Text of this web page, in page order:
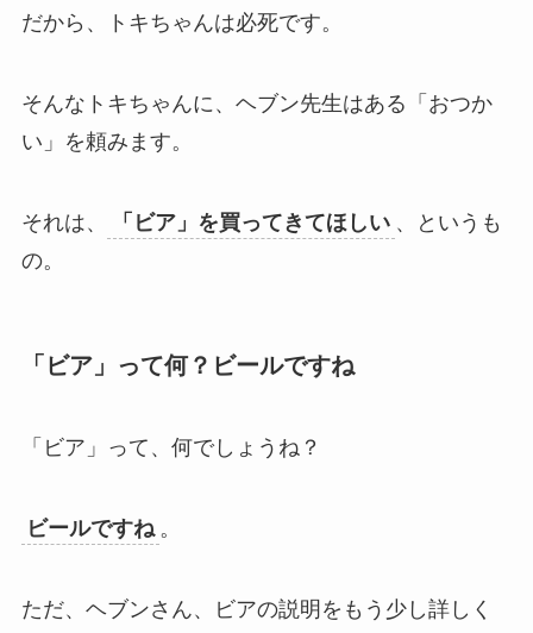
だから、トキちゃんは必死です。
そんなトキちゃんに、ヘブン先生はある「おつか
い」を頼みます。
それは、 「ビア」を買ってきてほしい 、というも
の。
「ビア」って何？ビールですね
「ビア」って、何でしょうね？
ビールですね 。
ただ、ヘブンさん、ビアの説明をもう少し詳しく